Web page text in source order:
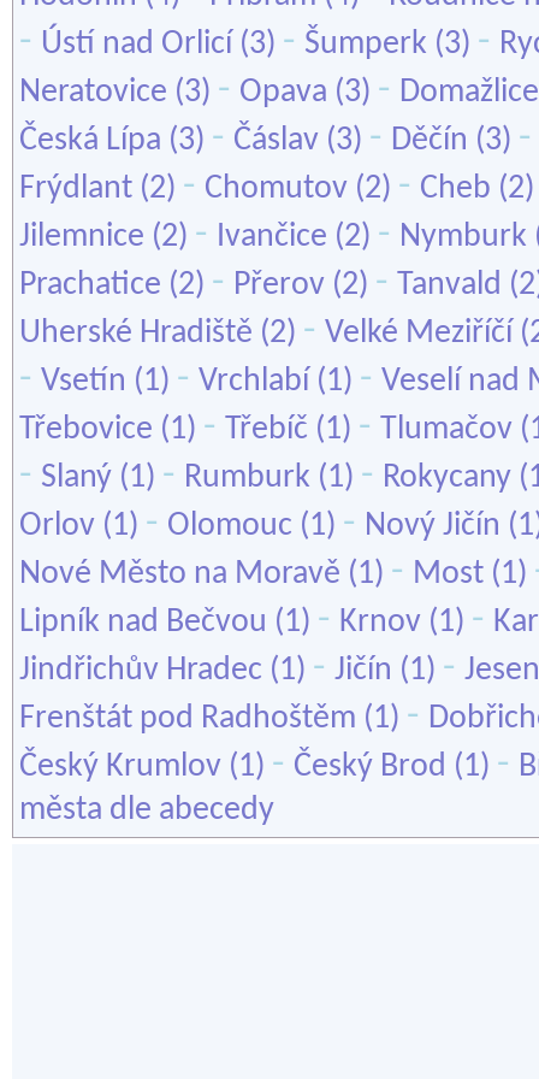
- Ústí nad Orlicí (3) - Šumperk (3) -
Neratovice (3) - Opava (3) - Domažlice
Česká Lípa (3) - Čáslav (3) - Děčín (3) -
Frýdlant (2) - Chomutov (2) - Cheb
Jilemnice (2) - Ivančice (2) - Nymburk
Prachatice (2) - Přerov (2) - Tanvald
Uherské Hradiště (2) - Velké Meziříčí
- Vsetín (1) - Vrchlabí (1) - Veselí nad
Třebovice (1) - Třebíč (1) - Tlumačov
- Slaný (1) - Rumburk (1) - Rokycany
Orlov (1) - Olomouc (1) - Nový Jičín
Nové Město na Moravě (1) - Most (1)
Lipník nad Bečvou (1) - Krnov (1) -
Jindřichův Hradec (1) - Jičín (1) -
Frenštát pod Radhoštěm (1) -
Český Krumlov (1) - Český Brod (1) -
města dle abecedy